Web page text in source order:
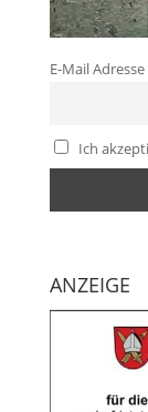
E-Mail Adresse
Ich
ANZEIGE